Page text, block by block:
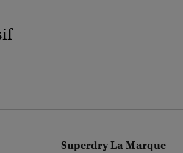
Superdry La Marque